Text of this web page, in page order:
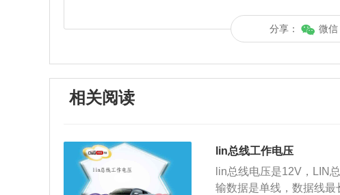
分享： 微信
相关阅读
lin总线工作电压
lin总线电压是12V，LIN
输数据是单线，数据线